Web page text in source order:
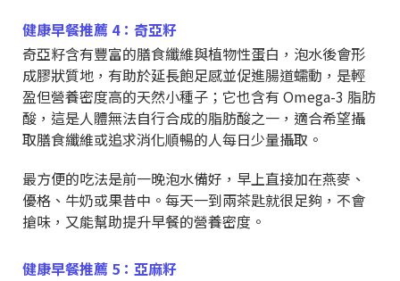
健康早餐推薦 4：奇亞籽
奇亞籽含有豐富的膳食纖維與植物性蛋白，泡水後會形
成膠狀質地，有助於延長飽足感並促進腸道蠕動，是輕
盈但營養密度高的天然小種子；它也含有 Omega-3 脂肪
酸，這是人體無法自行合成的脂肪酸之一，適合希望攝
取膳食纖維或追求消化順暢的人每日少量攝取。
最方便的吃法是前一晚泡水備好，早上直接加在燕麥、
優格、牛奶或果昔中。每天一到兩茶匙就很足夠，不會
搶味，又能幫助提升早餐的營養密度。
健康早餐推薦 5：亞麻籽